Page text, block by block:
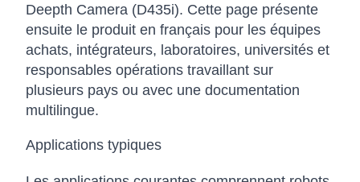
Deepth Camera (D435i). Cette page présente
ensuite le produit en français pour les équipes
achats, intégrateurs, laboratoires, universités et
responsables opérations travaillant sur
plusieurs pays ou avec une documentation
multilingue.
Applications typiques